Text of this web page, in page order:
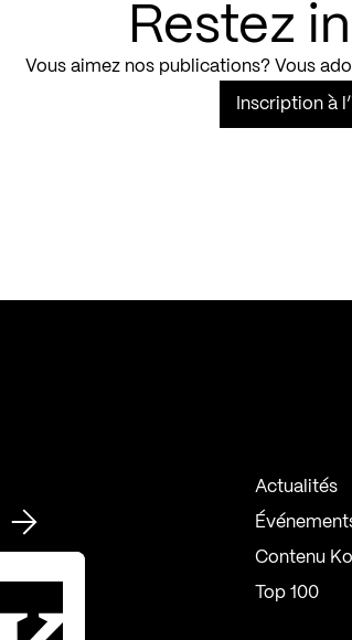
Restez
Vous aimez nos publications? Vous
Inscription à
Actualités
Contenu
Top 100